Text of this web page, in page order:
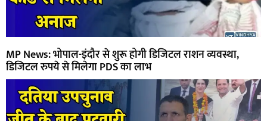
MP News: भोपाल-इंदौर से शुरू होगी डिजिटल राशन व्यवस्था,
डिजिटल रुपये से मिलेगा PDS का लाभ